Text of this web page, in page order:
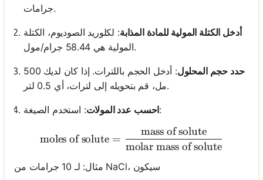
جرامات.
أدخل الكتلة المولية للمادة المذابة: لكلوريد الصوديوم، الكتلة
المولية هي 58.44 جرام/مول.
حدد حجم المحلول
: أدخل الحجم باللترات. إذا كان لديك 500
مل، قم بتحويله إلى لترات، أي 0.5 لتر.
احسب عدد المولات: استخدم الصيغة:
\text{moles of solute} =
moles of solute =
molar mass of solute
mass of solute
مثال: لـ 10 جرامات من NaCl، سيكون